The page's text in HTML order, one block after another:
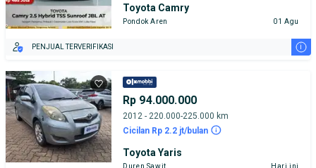
Toyota Camry
Pondok Aren 01 Agu
PENJUAL TERVERIFIKASI i
Rp 94.000.000
2012 - 220.000-225.000 km
Cicilan Rp 2.2 jt/bulan
Toyota Yaris
Duren Sawit Hari ini